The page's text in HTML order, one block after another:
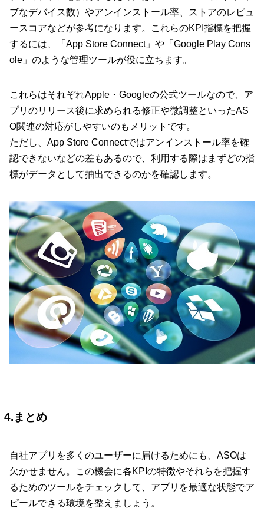
ブなデバイス数）やアンインストール率、ストアのレビュ
ースコアなどが参考になります。これらのKPI指標を把握
するには、「App Store Connect」や「Google Play Cons
ole」のような管理ツールが役に立ちます。
これらはそれぞれApple・Googleの公式ツールなので、ア
プリのリリース後に求められる修正や微調整といったAS
O関連の対応がしやすいのもメリットです。
ただし、App Store Connectではアンインストール率を確
認できないなどの差もあるので、利用する際はまずどの指
標がデータとして抽出できるのかを確認します。
4.まとめ
自社アプリを多くのユーザーに届けるためにも、ASOは
欠かせません。この機会に各KPIの特徴やそれらを把握す
るためのツールをチェックして、アプリを最適な状態でア
ピールできる環境を整えましょう。